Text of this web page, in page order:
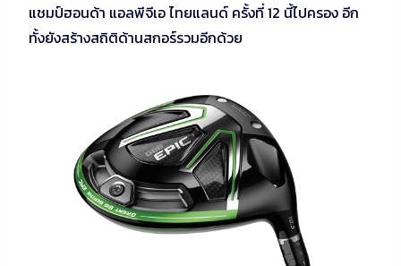
แชมป์ฮอนด้า แอลพีจีเอ ไทยแลนด์ ครั้งที่ 12 นี้ไปครอง อีก
ทั้งยังสร้างสถิติด้านสกอร์รวมอีกด้วย